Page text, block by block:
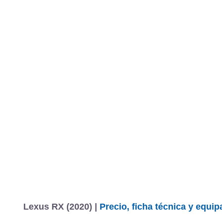
Lexus RX (2020) | Precio, ficha técnica y